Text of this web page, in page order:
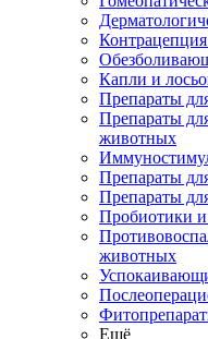
Капли и
Препараты
Препараты
животных
Препараты
Препараты
Пробиотики
животных
Ещё